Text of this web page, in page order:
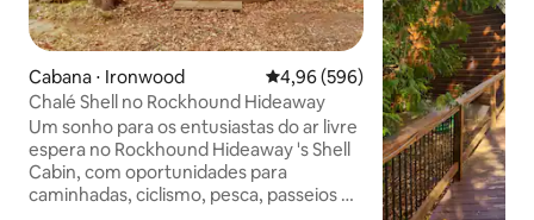
Cabana ⋅ Ironwood 4,96 de uma avaliação média de
4,96 (596)
Chalé Shell no Rockhound Hideaway
Um sonho para os entusiastas do ar livre
espera no Rockhound Hideaway 's Shell
Cabin, com oportunidades para
caminhadas, ciclismo, pesca, passeios de